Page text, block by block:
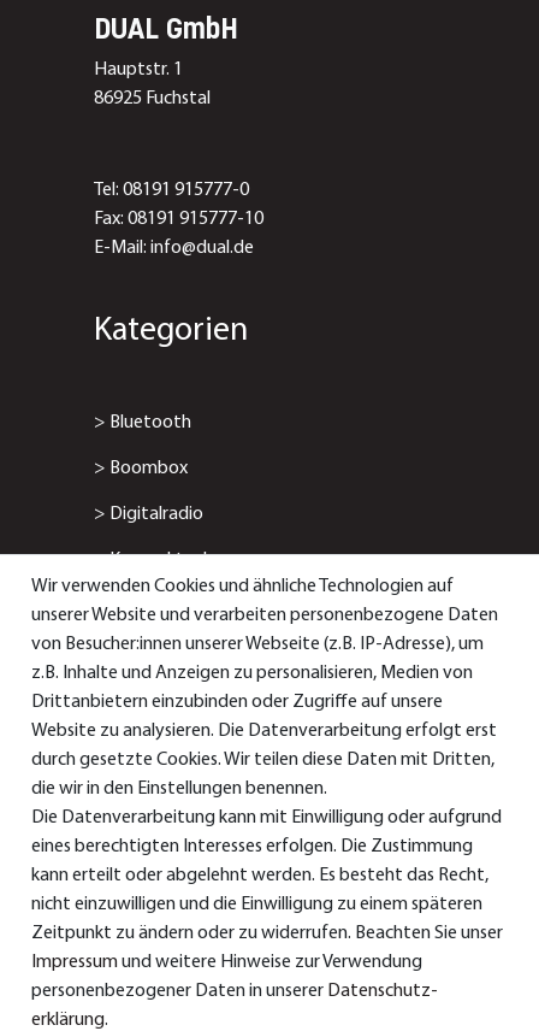
DUAL GmbH
Hauptstr. 1
86925 Fuchstal
Tel: 08191 915777-0
Fax: 08191 915777-10
E-Mail: info@dual.de
Kategorien
> Bluetooth
> Boombox
> Digitalradio
>Kompaktanlage
> Radiowecker
> Smart-/Internetradio
Service & Support
> Bedienungsanleitungen
>Konformitätserklärungen
> Ersatzteile & Zubehör
> Garantie
Wir verwenden Cookies und ähnliche Technologien auf
unserer Website und verarbeiten personenbezogene Daten
von Besucher:innen unserer Webseite (z.B. IP-Adresse), um
z.B. Inhalte und Anzeigen zu personalisieren, Medien von
Drittanbietern einzubinden oder Zugriffe auf unsere
Website zu analysieren. Die Datenverarbeitung erfolgt erst
durch gesetzte Cookies. Wir teilen diese Daten mit Dritten,
die wir in den Einstellungen benennen.
Die Datenverarbeitung kann mit Einwilligung oder aufgrund
eines berechtigten Interesses erfolgen. Die Zustimmung
kann erteilt oder abgelehnt werden. Es besteht das Recht,
nicht einzuwilligen und die Einwilligung zu einem späteren
Zeitpunkt zu ändern oder zu widerrufen. Beachten Sie unser
Impressumund weitere Hinweise zur Verwendung
personenbezogener Daten in unserer Daten­schutz­
erklärung.